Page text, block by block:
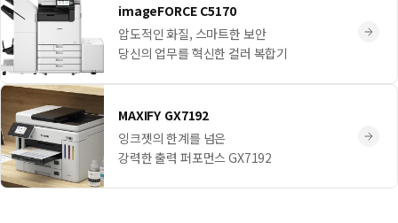
imageFORCE C5170
압도적인 화질, 스마트한 보안
당신의 업무를 혁신한 컬러 복합기
MAXIFY GX7192
잉크젯의 한계를 넘은
강력한 출력 퍼포먼스 GX7192